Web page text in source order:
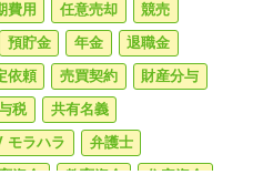
費用 任意売却
競売
預貯金 年金
退職金
依頼 売買契約
財産分与
税
共有名義
モラハラ
弁護士
資金 教育資金
住宅資金